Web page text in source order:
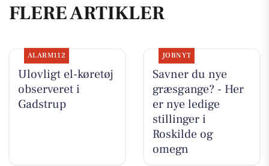
FLERE ARTIKLER
ALARM112
Ulovligt el-køretøj
observeret i
Gadstrup
JOBNYT
Savner du nye
græsgange? - Her
er nye ledige
stillinger i
Roskilde og
omegn